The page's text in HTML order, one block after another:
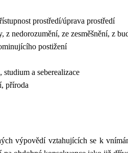
prostředí/úprava prostředí
z nedorozumění, ze zesměšnění, z
postižení
studium a seberealizace
příroda
výpovědí vztahujících se k